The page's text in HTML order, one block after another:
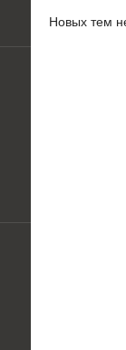
Новых тем